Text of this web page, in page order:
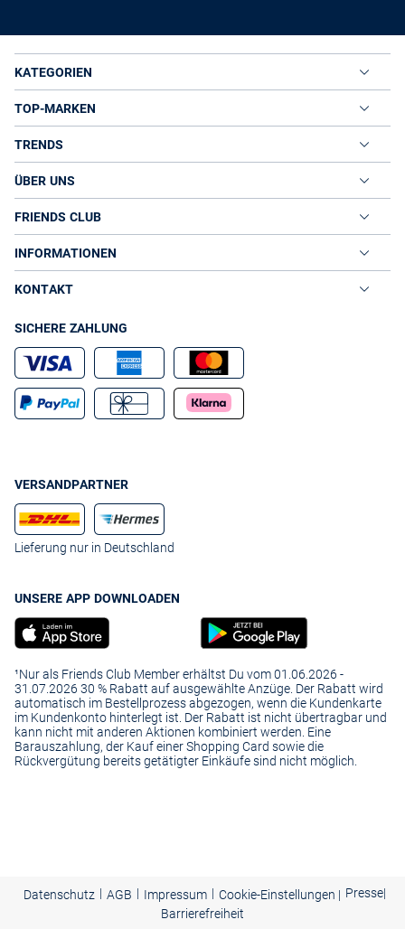
KATEGORIEN
TOP-MARKEN
TRENDS
ÜBER UNS
FRIENDS CLUB
INFORMATIONEN
KONTAKT
SICHERE ZAHLUNG
VERSANDPARTNER
Lieferung nur in Deutschland
UNSERE APP DOWNLOADEN
¹Nur als Friends Club Member erhältst Du vom 01.06.2026 -
31.07.2026 30 % Rabatt auf ausgewählte Anzüge. Der Rabatt wird
automatisch im Bestellprozess abgezogen, wenn die Kundenkarte
im Kundenkonto hinterlegt ist. Der Rabatt ist nicht übertragbar und
kann nicht mit anderen Aktionen kombiniert werden. Eine
Barauszahlung, der Kauf einer Shopping Card sowie die
Rückvergütung bereits getätigter Einkäufe sind nicht möglich.
Datenschutz | AGB | Impressum | Cookie-Einstellungen | Presse|
Barrierefreiheit